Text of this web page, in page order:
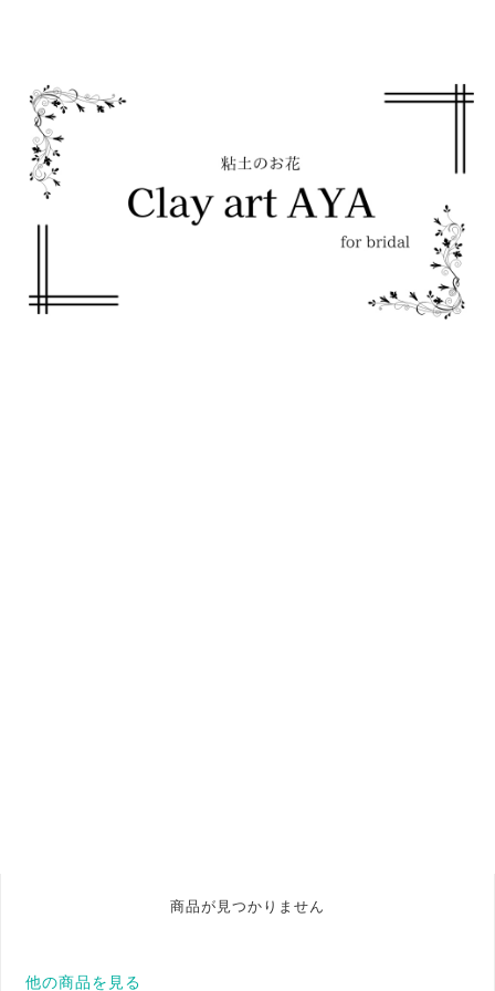
商品が見つかりません
他の商品を見る